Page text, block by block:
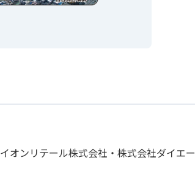
イオンリテール株式会社・株式会社ダイエー